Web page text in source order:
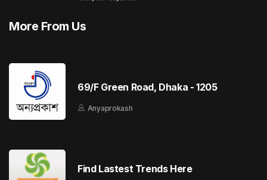
More From Us
69/F Green Road, Dhaka - 1205
Anyaprokash
Find Lastest Trends Here